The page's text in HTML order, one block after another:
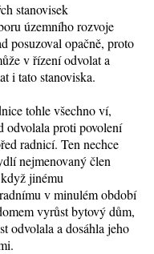
stanovisek
územního rozvoje
posuzoval opačně, proto
v řízení odvolat a
i tato stanoviska.
tohle všechno ví,
odvolala proti povolení
radnicí. Ten nechce
nejmenovaný člen
jinému
v minulém období
vyrůst bytový dům,
odvolala a dosáhla jeho